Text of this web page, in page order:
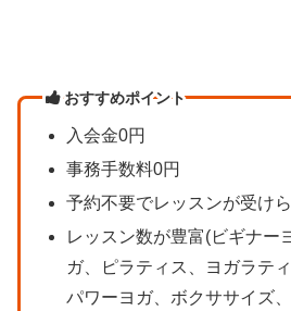
おすすめポイント
入会金0円
事務手数料0円
予約不要でレッスンが受け
レッスン数が豊富(ビギナー
ガ、ピラティス、ヨガラテ
パワーヨガ、ボクササイズ